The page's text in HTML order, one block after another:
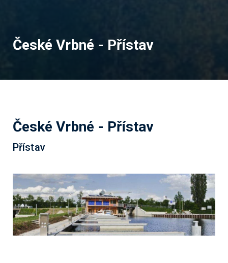
České Vrbné - Přístav
České Vrbné - Přístav
Přístav